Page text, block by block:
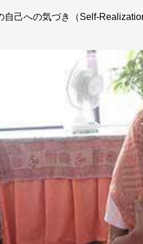
自己への気づき（Self-